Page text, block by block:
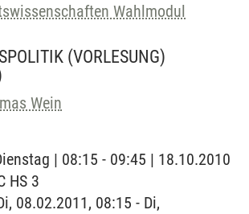
Wahlmodul
(VORLESUNG)
Wein
| 08:15 - 09:45 | 18.10.2010
HS 3
08.02.2011, 08:15 - Di,